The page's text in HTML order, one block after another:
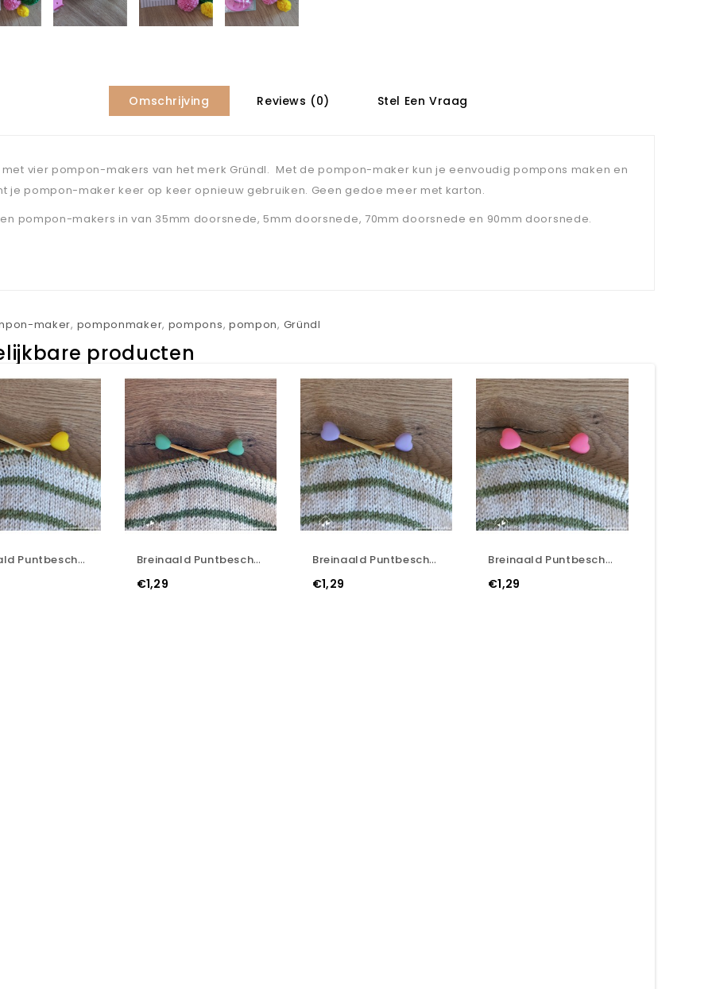
Omschrijving Reviews (0) Stel Een Vraag
met vier pompon-makers van het merk Gründl. Met de pompon-maker kun je eenvoudig pompons maken en
je pompon-maker keer op keer opnieuw gebruiken. Geen gedoe meer met karton.
pompon-makers in van 35mm doorsnede, 5mm doorsnede, 70mm doorsnede en 90mm doorsnede.
maker, pomponmaker, pompons, pompon, Gründl
producten
Breinaald Puntbeschermers - Hartje - Geel
Breinaald Puntbeschermers - Hartje - Groen
€1,29
Breinaald Puntbeschermers - Hartje - Lila
€1,29
Breinaald Puntbeschermers - Hartje - Roze
€1,29